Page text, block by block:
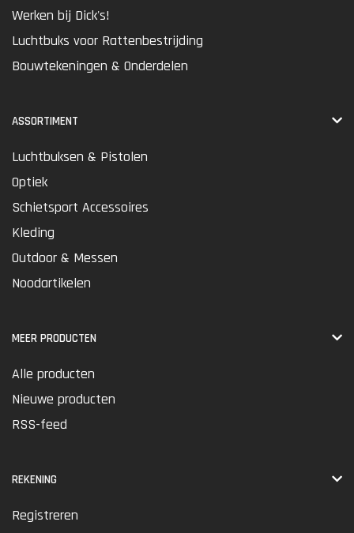
Werken bij Dick's!
Luchtbuks voor Rattenbestrijding
Bouwtekeningen & Onderdelen
ASSORTIMENT
Luchtbuksen & Pistolen
Optiek
Schietsport Accessoires
Kleding
Outdoor & Messen
Noodartikelen
MEER PRODUCTEN
Alle producten
Nieuwe producten
RSS-feed
REKENING
Registreren